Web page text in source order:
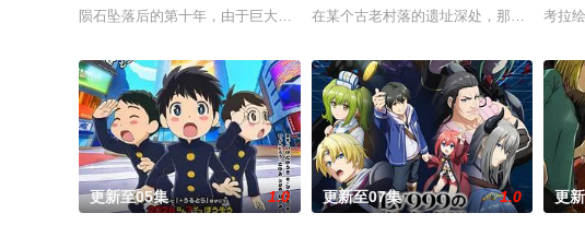
陨石坠落后的第十年，由于巨大结晶释放出的神秘粒子“梅比乌斯之尘”的影响
在某个古老村落的遗址深处，那一片禁止
考拉
更新至05集 1.0 更新至07集 1.0 更